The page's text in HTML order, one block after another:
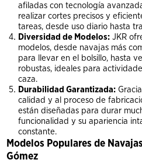
afiladas con tecnología
realizar cortes precisos y
tareas, desde uso diario hasta
Diversidad de Modelos: JKR
modelos, desde navajas más
para llevar en el bolsillo, hasta
robustas, ideales para
caza.
Durabilidad Garantizada:
calidad y al proceso de
están diseñadas para durar
funcionalidad y su apariencia
constante.
Modelos Populares de
Gómez